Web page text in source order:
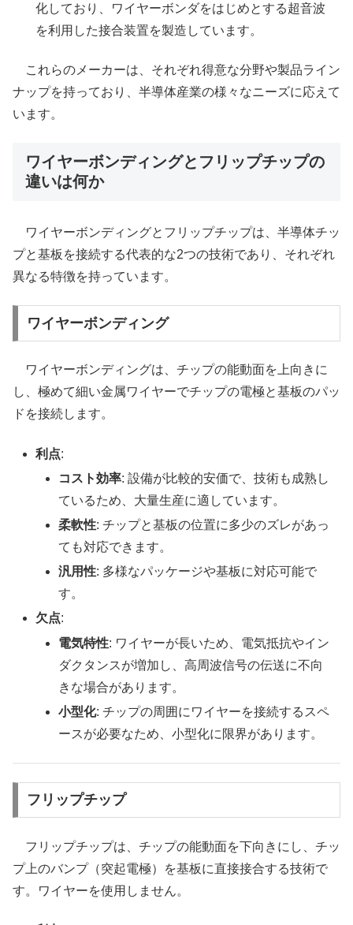
化しており、ワイヤーボンダをはじめとする超音波
を利用した接合装置を製造しています。
これらのメーカーは、それぞれ得意な分野や製品ライン
ナップを持っており、半導体産業の様々なニーズに応えて
います。
ワイヤーボンディングとフリップチップの
違いは何か
ワイヤーボンディングとフリップチップは、半導体チッ
プと基板を接続する代表的な2つの技術であり、それぞれ
異なる特徴を持っています。
ワイヤーボンディング
ワイヤーボンディングは、チップの能動面を上向きに
し、極めて細い金属ワイヤーでチップの電極と基板のパッ
ドを接続します。
利点:
コスト効率: 設備が比較的安価で、技術も成熟し
ているため、大量生産に適しています。
柔軟性: チップと基板の位置に多少のズレがあっ
ても対応できます。
汎用性: 多様なパッケージや基板に対応可能で
す。
欠点:
電気特性: ワイヤーが長いため、電気抵抗やイン
ダクタンスが増加し、高周波信号の伝送に不向
きな場合があります。
小型化: チップの周囲にワイヤーを接続するスペ
ースが必要なため、小型化に限界があります。
フリップチップ
フリップチップは、チップの能動面を下向きにし、チッ
プ上のバンプ（突起電極）を基板に直接接合する技術で
す。ワイヤーを使用しません。